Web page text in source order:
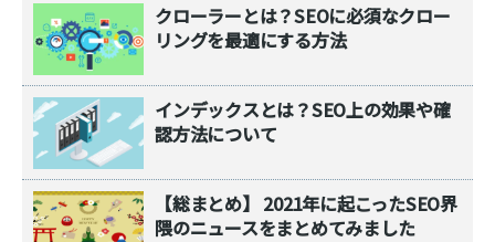
クローラーとは？SEOに必須なクロー
リングを最適にする方法
インデックスとは？SEO上の効果や確
認方法について
【総まとめ】 2021年に起こったSEO界
隈のニュースをまとめてみました